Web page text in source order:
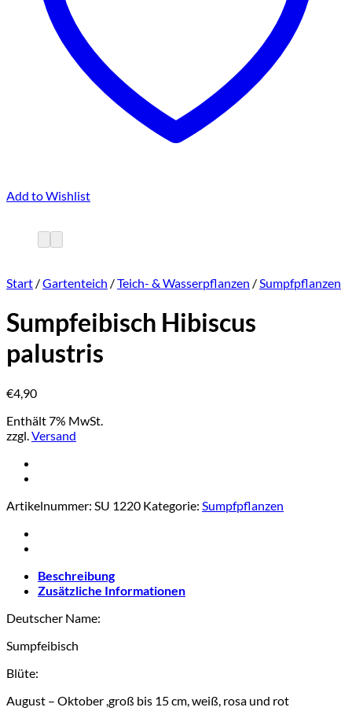
Add to Wishlist
Start /Gartenteich /Teich- & Wasserpflanzen /Sumpfpflanzen
Sumpfeibisch Hibiscus
palustris
€4,90
Enthält 7% MwSt.
zzgl.Versand
Artikelnummer: SU 1220 Kategorie: Sumpfpflanzen
Beschreibung
Zusätzliche Informationen
Deutscher Name:
Sumpfeibisch
Blüte:
August – Oktober ,groß bis 15 cm, weiß, rosa und rot